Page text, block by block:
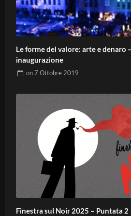
Le forme del valore: arte e denaro
inaugurazione
on7 Ottobre 2019
Finestra sul Noir 2025 – Puntata 2